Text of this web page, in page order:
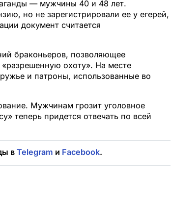
— мужчины 40 и 48 лет.
но не зарегистрировали ее у егерей,
документ считается
браконьеров, позволяющее
охоту». На месте
и патроны, использованные во
Мужчинам грозит уголовное
теперь придется отвечать по всей
вTelegram и Facebook.